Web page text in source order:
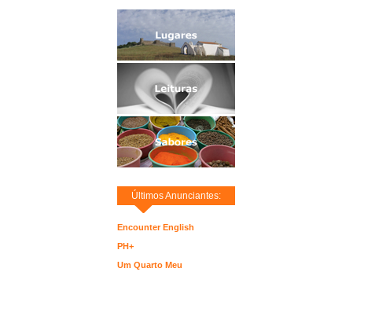
Últimos Anunciantes:
Encounter English
PH+
Um Quarto Meu